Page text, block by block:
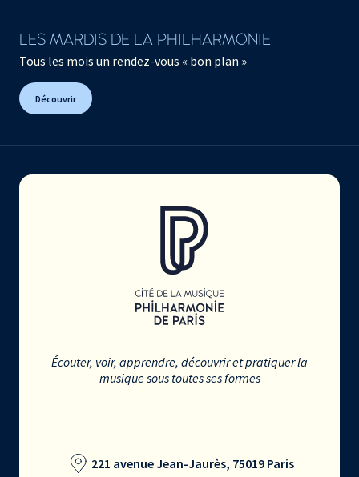
LES MARDIS DE LA PHILHARMONIE
Tous les mois un rendez-vous « bon plan »
Découvrir
Écouter, voir, apprendre, découvrir et pratiquer la
musique sous toutes ses formes
221 avenue Jean-Jaurès, 75019 Paris